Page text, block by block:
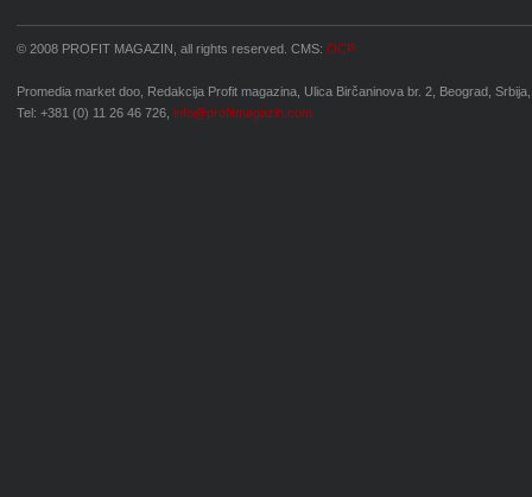
© 2008 PROFIT MAGAZIN, all rights reserved. CMS: OCP
Promedia market doo, Redakcija Profit magazina, Ulica Birčaninova br. 2, Beograd, Srbija,
Tel: +381 (0) 11 26 46 726, info@profitmagazin.com